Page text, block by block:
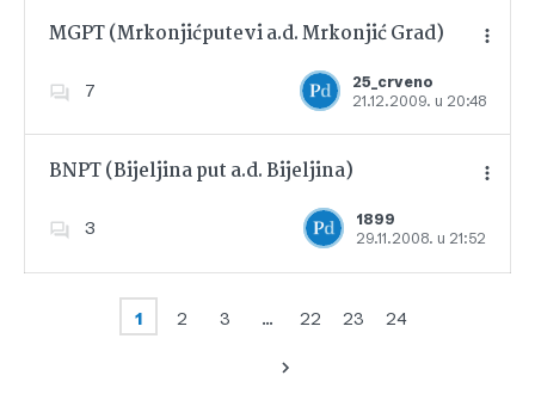
MGPT (Mrkonjićputevi a.d. Mrkonjić Grad)
7
25_crveno
21.12.2009. u 20:48
Dodajte u favorite
BNPT (Bijeljina put a.d. Bijeljina)
3
1899
29.11.2008. u 21:52
Dodajte u favorite
1 2 3 … 22 23 24